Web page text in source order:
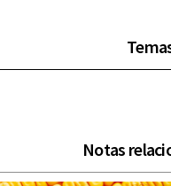
Notas